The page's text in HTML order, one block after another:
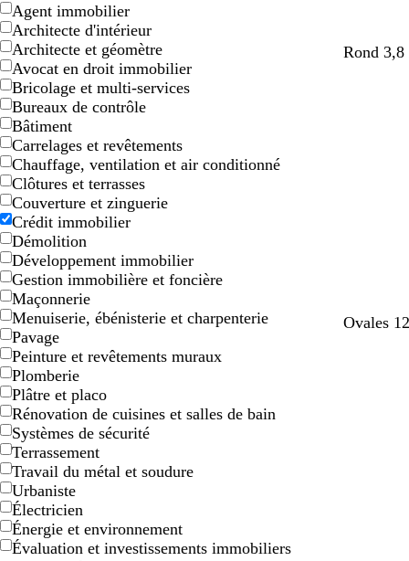
Agent immobilier
Architecte d'intérieur
Architecte et géomètre
Avocat en droit immobilier
Bricolage et multi-services
Bureaux de contrôle
Bâtiment
Carrelages et revêtements
Chauffage, ventilation et air conditionné
Clôtures et terrasses
Couverture et zinguerie
Crédit immobilier
Démolition
Développement immobilier
Gestion immobilière et foncière
Maçonnerie
Menuiserie, ébénisterie et charpenterie
Pavage
Peinture et revêtements muraux
Plomberie
Plâtre et placo
Rénovation de cuisines et salles de bain
Systèmes de sécurité
Terrassement
Travail du métal et soudure
Urbaniste
Électricien
Énergie et environnement
Évaluation et investissements immobiliers
Rond
Ovales